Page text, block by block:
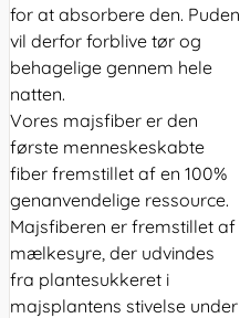
for at absorbere den. Puden
vil derfor forblive tør og
behagelige gennem hele
natten.
Vores majsfiber er den
første menneskeskabte
fiber fremstillet af en 100%
genanvendelige ressource.
Majsfiberen er fremstillet af
mælkesyre, der udvindes
fra plantesukkeret i
majsplantens stivelse under